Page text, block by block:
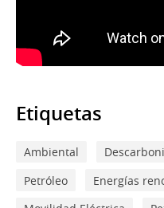
Etiquetas
Ambiental
Petróleo
Energías